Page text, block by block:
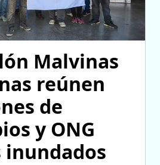
Malvinas
reúnen
de
y ONG
inundados